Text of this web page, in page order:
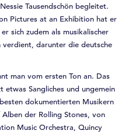
Tausendschön begleitet.
Pictures at an Exhibition hat er
sich zudem als musikalischer
darunter die deutsche
man vom ersten Ton an. Das
etwas Sangliches und ungemein
dokumentierten Musikern
der Rolling Stones, von
Music Orchestra, Quincy